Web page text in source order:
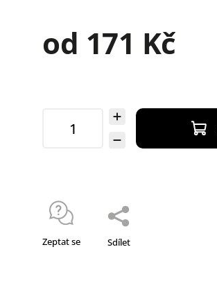
od 171 Kč
Zeptat se Sdílet